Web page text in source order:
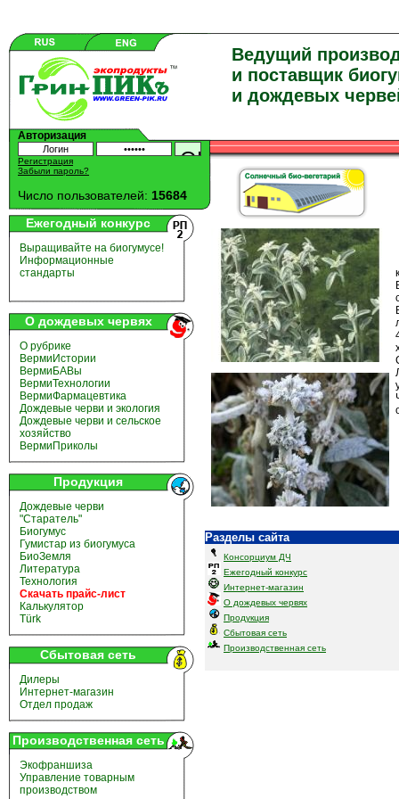
Ведущий
и поставщик
и дождевых
Авторизация
Регистрация
Забыли пароль?
Число пользователей: 15684
Ежегодный конкурс
Выращивайте на биогумусе!
Информационные
стандарты
О дождевых червях
О рубрике
ВермиИстории
ВермиБАВы
ВермиТехнологии
ВермиФармацевтика
Дождевые черви и экология
Дождевые черви и сельское
хозяйство
ВермиПриколы
Продукция
Дождевые черви
"Старатель"
Биогумус
Гумистар из биогумуса
БиоЗемля
Литература
Технология
Скачать прайс-лист
Калькулятор
Türk
Сбытовая сеть
Дилеры
Интернет-магазин
Отдел продаж
Производственная сеть
Экофраншиза
Управление товарным
производством
Разделы сайта
Консорциум ДЧ
Ежегодный конкурс
Интернет-магазин
О дождевых червях
Продукция
Сбытовая сеть
Производственная сеть